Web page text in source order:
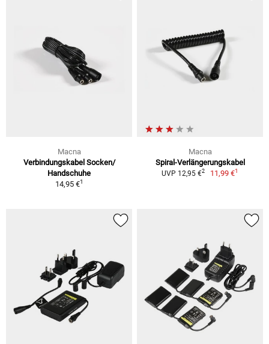
Macna
Verbindungskabel Socken/
Handschuhe
14,95 €1
Macna
Spiral-Verlängerungskabel
UVP 12,95 €2 11,99 €1